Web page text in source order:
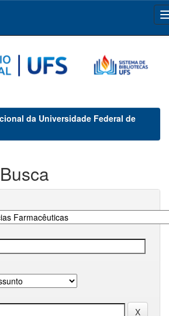
da Universidade Federal de